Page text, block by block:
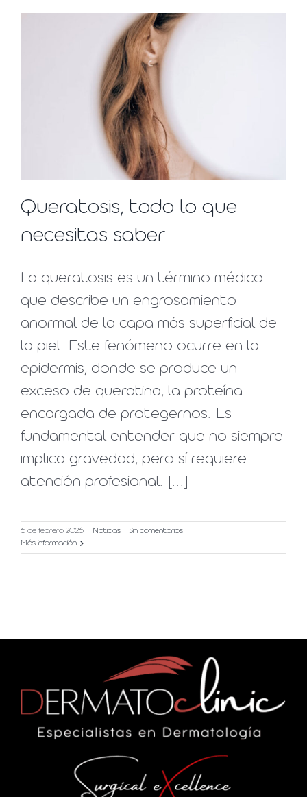
Queratosis, todo lo que
necesitas saber
La queratosis es un término médico
que describe un engrosamiento
anormal de la capa más superficial de
la piel. Este fenómeno ocurre en la
epidermis, donde se produce un
exceso de queratina, la proteína
encargada de protegernos. Es
fundamental entender que no siempre
implica gravedad, pero sí requiere
atención profesional. [...]
6 de febrero 2026 Noticias
Sin comentarios
Más información